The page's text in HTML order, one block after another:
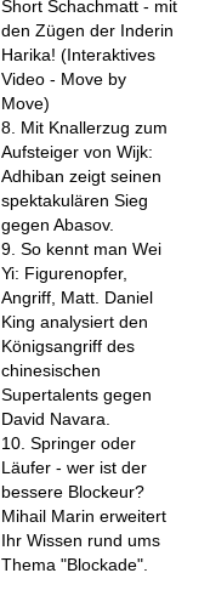
Short Schachmatt - mit
den Zügen der Inderin
Harika! (Interaktives
Video - Move by
Move)
8. Mit Knallerzug zum
Aufsteiger von Wijk:
Adhiban zeigt seinen
spektakulären Sieg
gegen Abasov.
9. So kennt man Wei
Yi: Figurenopfer,
Angriff, Matt. Daniel
King analysiert den
Königsangriff des
chinesischen
Supertalents gegen
David Navara.
10. Springer oder
Läufer - wer ist der
bessere Blockeur?
Mihail Marin erweitert
Ihr Wissen rund ums
Thema "Blockade".